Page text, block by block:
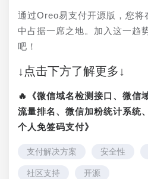
通过Oreo易支付开源版，您将
中占据一席之地。加入这一趋
吧！
↓点击下方了解更多↓
🔥《微信域名检测接口、微信
流量排名、微信加粉统计系统
个人免签码支付》
支付解决方案 安全性
社区支持 开源